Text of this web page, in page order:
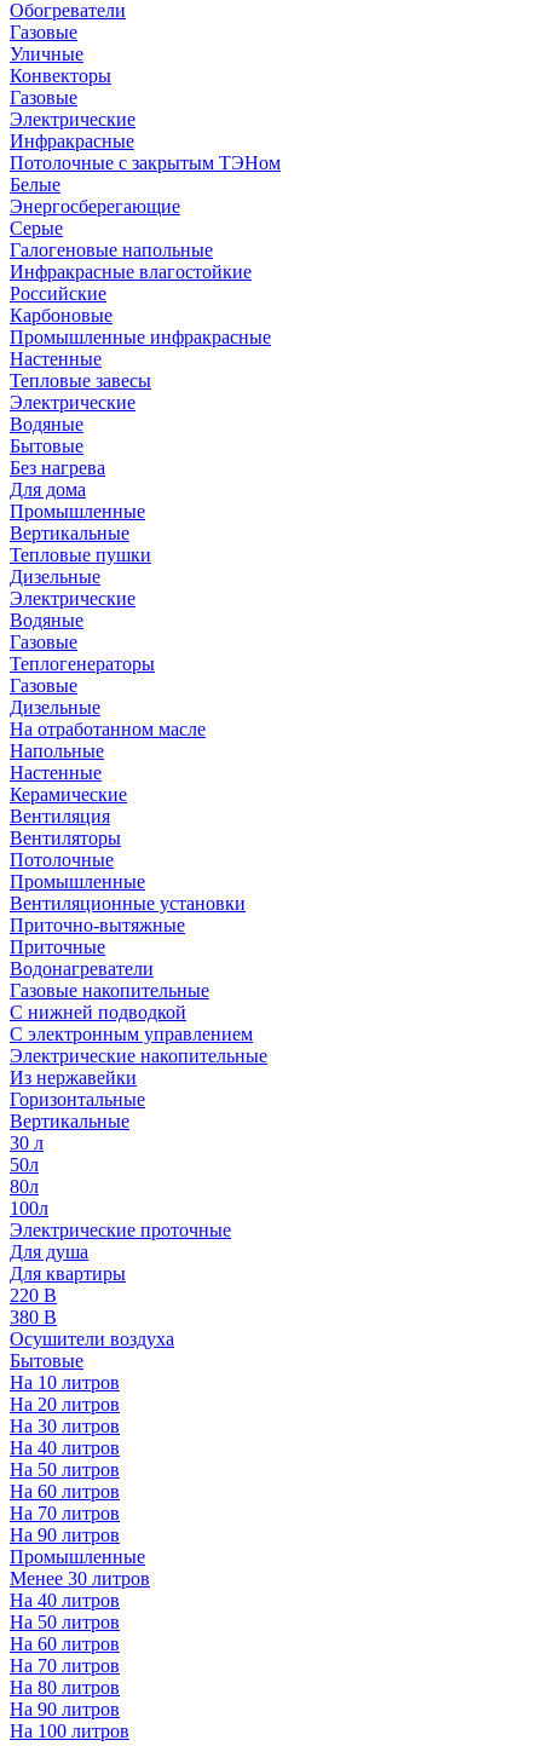
Обогреватели
Газовые
Уличные
Конвекторы
Газовые
Электрические
Инфракрасные
Потолочные с закрытым ТЭНом
Белые
Энергосберегающие
Серые
Галогеновые напольные
Инфракрасные влагостойкие
Российские
Карбоновые
Промышленные инфракрасные
Настенные
Тепловые завесы
Электрические
Водяные
Бытовые
Без нагрева
Для дома
Промышленные
Вертикальные
Тепловые пушки
Дизельные
Электрические
Водяные
Газовые
Теплогенераторы
Газовые
Дизельные
На отработанном масле
Напольные
Настенные
Керамические
Вентиляция
Вентиляторы
Потолочные
Промышленные
Вентиляционные установки
Приточно-вытяжные
Приточные
Водонагреватели
Газовые накопительные
С нижней подводкой
С электронным управлением
Электрические накопительные
Из нержавейки
Горизонтальные
Вертикальные
30 л
50л
80л
100л
Электрические проточные
Для душа
Для квартиры
220 В
380 В
Осушители воздуха
Бытовые
На 10 литров
На 20 литров
На 30 литров
На 40 литров
На 50 литров
На 60 литров
На 70 литров
На 90 литров
Промышленные
Менее 30 литров
На 40 литров
На 50 литров
На 60 литров
На 70 литров
На 80 литров
На 90 литров
На 100 литров